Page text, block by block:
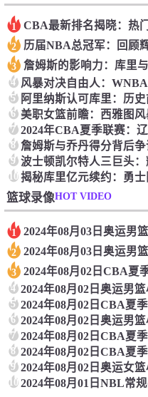
1 CBA最新排名揭晓：热
2 历届NBA总冠军：回顾
3 詹姆斯的影响力：库里
4 风暴对决自由人：‌
5 阿里纳斯认可库里：‌历
6 美职女篮前瞻：‌西雅图风
7 2024年CBA夏季联赛：
8 詹姆斯与乔丹得分背后
9 波士顿凯尔特人三巨头
10
篮球录像HOT VIDEO
1
2
3
4
5
6
7
8
9
10